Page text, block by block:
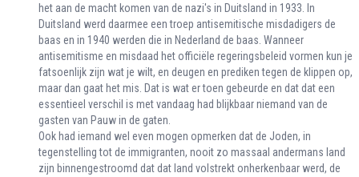
het aan de macht komen van de nazi's in Duitsland in 1933. In
Duitsland werd daarmee een troep antisemitische misdadigers de
baas en in 1940 werden die in Nederland de baas. Wanneer
antisemitisme en misdaad het officiële regeringsbeleid vormen kun je
fatsoenlijk zijn wat je wilt, en deugen en prediken tegen de klippen op,
maar dan gaat het mis. Dat is wat er toen gebeurde en dat dat een
essentieel verschil is met vandaag had blijkbaar niemand van de
gasten van Pauw in de gaten.
Ook had iemand wel even mogen opmerken dat de Joden, in
tegenstelling tot de immigranten, nooit zo massaal andermans land
zijn binnengestroomd dat dat land volstrekt onherkenbaar werd, de